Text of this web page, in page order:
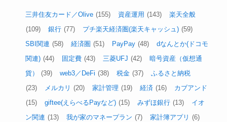
三井住友カード／Olive (155) 資産運用 (143)
楽天全般
(109)
銀行 (77) プチ楽天経済圏(楽天キャッシュ) (59)
SBI関連 (58) 経済圏 (51) PayPay (48)
dなんとか(ドコモ
関連) (44) 固定費 (43) 三菱UFJ (42)
暗号資産（仮想通
貨）
(39) web3／DeFi (38) 税金 (37)
ふるさと納税
(23)
メルカリ (20) 家計管理 (19) 経済 (16)
カブアンド
(15)
giftee(えらべるPayなど) (15) みずほ銀行 (13)
イオ
ン関連 (13) 我が家のマネープラン (7) 家計簿アプリ (6)